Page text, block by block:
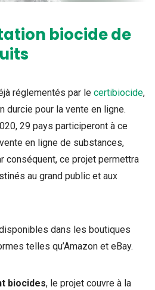
biocide de
réglementés par le certibiocide,
durcie pour la vente en ligne.
29 pays participeront à ce
en ligne de substances,
conséquent, ce projet permettra
au grand public et aux
dans les boutiques
telles qu’Amazon et eBay.
biocides, le projet couvre à la